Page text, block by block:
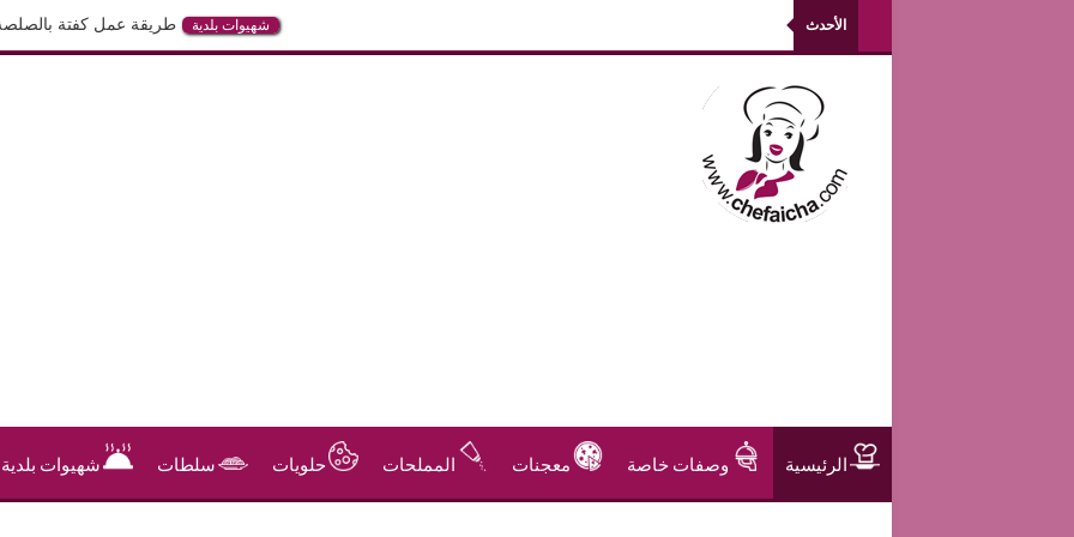
الأحدث طريقة عمل كفتة بالصلصة في الفرن
الرئيسية وصفات خاصة معجنات المملحات حلويات سلطات شهيوات بلدية